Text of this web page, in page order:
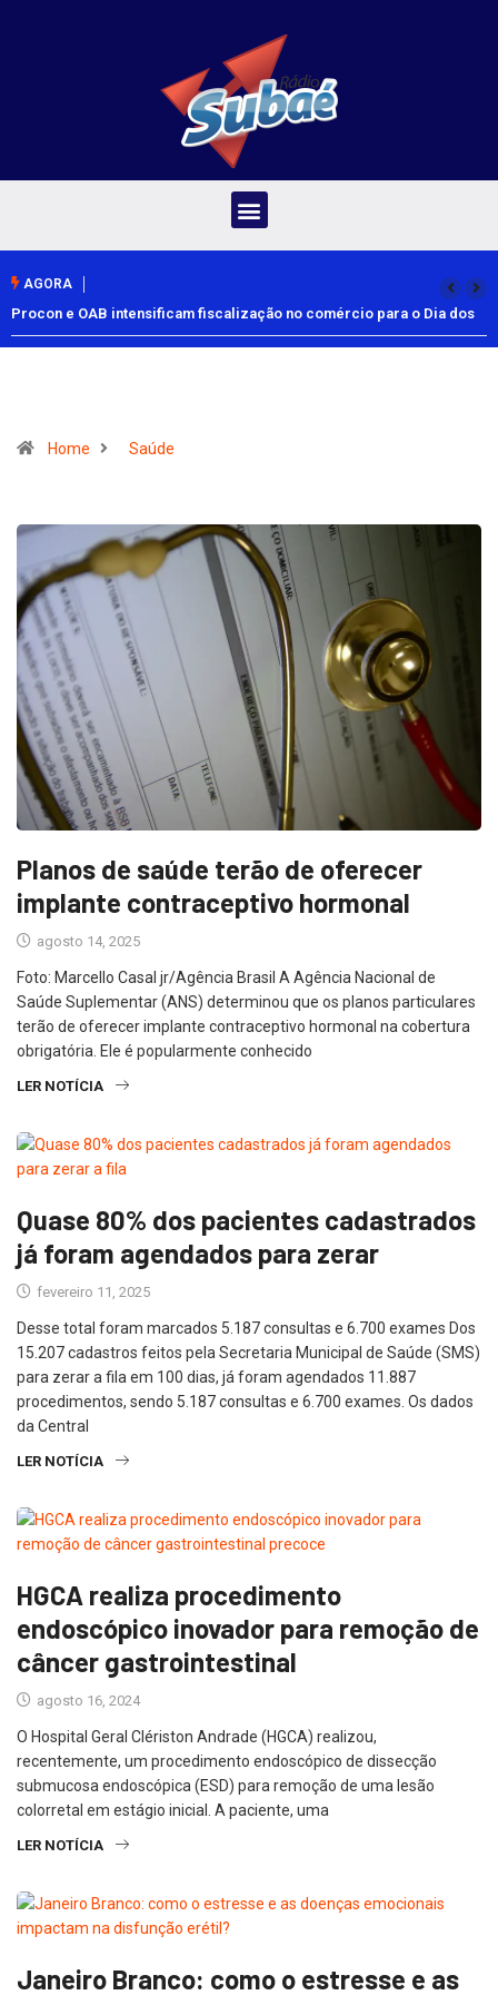
AGORA
Procon e OAB intensificam fiscalização no comércio para o Dia dos
Pais
Home Saúde
Planos de saúde terão de oferecer
implante contraceptivo hormonal
agosto 14, 2025
Foto: Marcello Casal jr/Agência Brasil A Agência Nacional de
Saúde Suplementar (ANS) determinou que os planos particulares
terão de oferecer implante contraceptivo hormonal na cobertura
obrigatória. Ele é popularmente conhecido
LER NOTÍCIA
Quase 80% dos pacientes cadastrados
já foram agendados para zerar
fevereiro 11, 2025
Desse total foram marcados 5.187 consultas e 6.700 exames Dos
15.207 cadastros feitos pela Secretaria Municipal de Saúde (SMS)
para zerar a fila em 100 dias, já foram agendados 11.887
procedimentos, sendo 5.187 consultas e 6.700 exames. Os dados
da Central
LER NOTÍCIA
HGCA realiza procedimento
endoscópico inovador para remoção de
câncer gastrointestinal
agosto 16, 2024
O Hospital Geral Clériston Andrade (HGCA) realizou,
recentemente, um procedimento endoscópico de dissecção
submucosa endoscópica (ESD) para remoção de uma lesão
colorretal em estágio inicial. A paciente, uma
LER NOTÍCIA
Janeiro Branco: como o estresse e as